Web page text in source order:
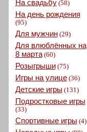
На свадьбу(58)
На день рождения
(95)
Для мужчин(29)
Для влюблённых на
8 марта(60)
Розыгрыши(75)
Игры на улице(36)
Детские игры (131)
Подростковые игры
(33)
Спортивные игры (4)